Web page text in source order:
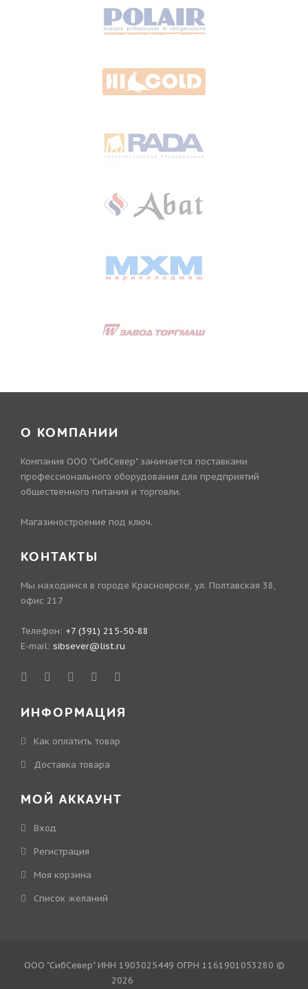
О КОМПАНИИ
Компания ООО "СибСевер" занимается поставками
профессионального оборудования для предприятий
общественного питания и торговли.
Магазиностроение под ключ.
КОНТАКТЫ
Мы находимся в городе Красноярске, ул. Полтавская 38,
офис 217
Телефон: +7 (391) 215-50-88
E-mail: sibsever@list.ru
ИНФОРМАЦИЯ
Как оплатить товар
Доставка товара
МОЙ АККАУНТ
Вход
Регистрация
Моя корзина
Cписок желаний
ООО "СибСевер" ИНН 1903025449 ОГРН 1161901053280 ©
2026